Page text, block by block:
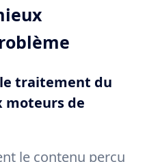
traitement du
moteurs de
le contenu perçu